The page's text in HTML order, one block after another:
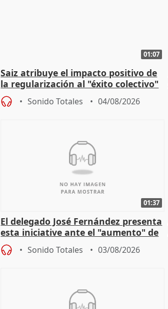
01:07
Saiz atribuye el impacto positivo de
la regularización al "éxito colectivo"
del Gobierno
Sonido Totales 04/08/2026
01:37
El delegado José Fernández presenta
esta iniciative ante el "aumento" de
personas sin hogar en Madri
Sonido Totales 03/08/2026